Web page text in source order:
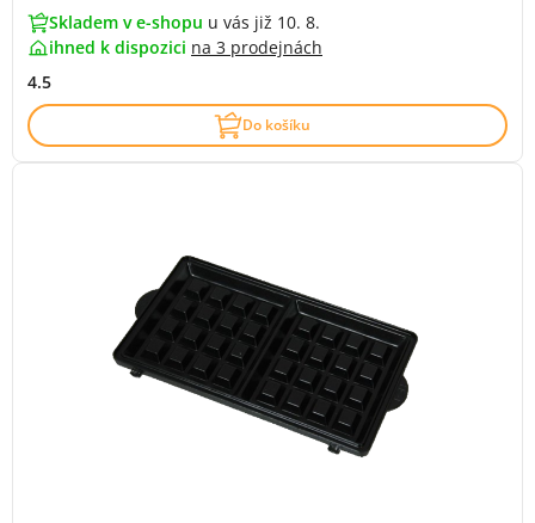
Skladem v e-shopu u vás již 10. 8.
ihned k dispozici na 3 prodejnách
4.5
Do košíku